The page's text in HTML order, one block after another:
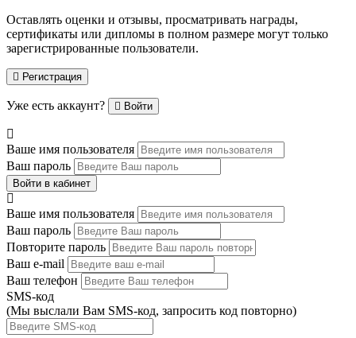
Оставлять оценки и отзывы, просматривать награды,
сертификаты или дипломы в полном размере могут только
зарегистрированные пользователи.
Регистрация
Уже есть аккаунт? Войти
Ваше имя пользователя
Ваш пароль
Войти в кабинет
Ваше имя пользователя
Ваш пароль
Повторите пароль
Ваш e-mail
Ваш телефон
SMS-код
(Мы выслали Вам SMS-код, запросить код повторно)